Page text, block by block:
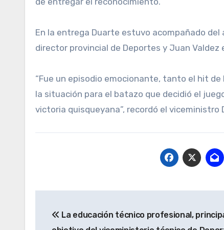
En la entrega Duarte estuvo acompañado del
director provincial de Deportes y Juan Valdez
“Fue un episodio emocionante, tanto el hit
la situación para el batazo que decidió el
victoria quisqueyana”, recordó el viceministro
de
La educación técnico profesional,